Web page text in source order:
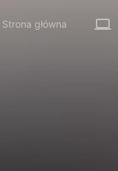
Strona główna